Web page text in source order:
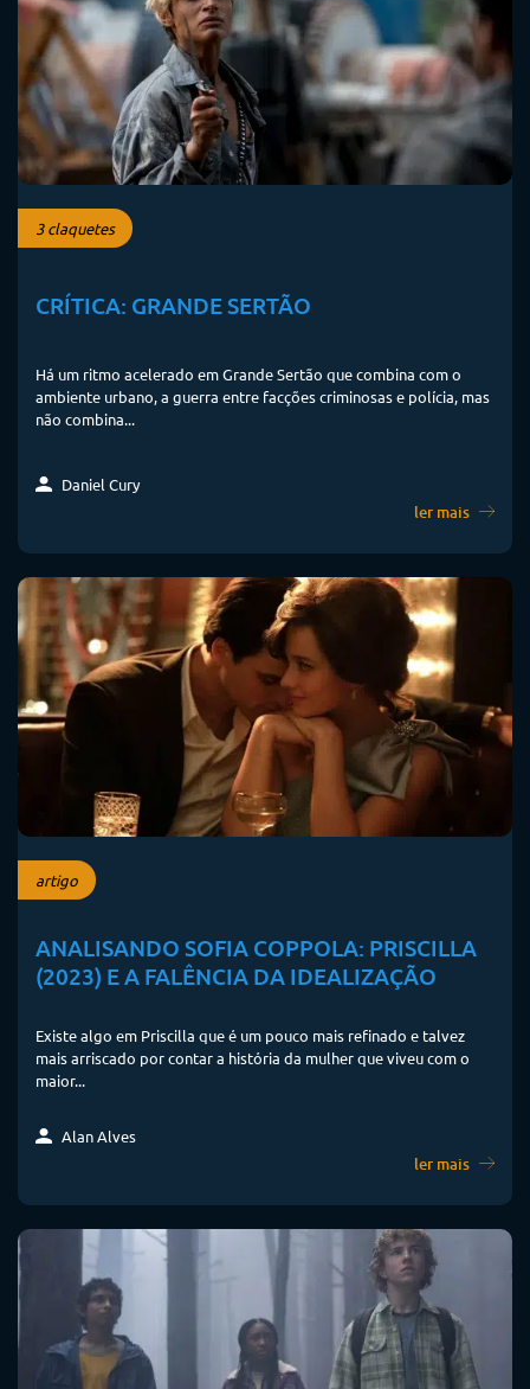
3 claquetes
CRÍTICA: GRANDE SERTÃO
Há um ritmo acelerado em Grande Sertão que combina com o
ambiente urbano, a guerra entre facções criminosas e polícia, mas
não combina...
Daniel Cury
ler mais
artigo
ANALISANDO SOFIA COPPOLA: PRISCILLA
(2023) E A FALÊNCIA DA IDEALIZAÇÃO
Existe algo em Priscilla que é um pouco mais refinado e talvez
mais arriscado por contar a história da mulher que viveu com o
maior...
Alan Alves
ler mais